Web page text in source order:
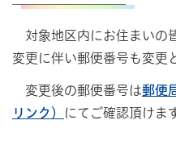
対象地区内にお住まいの
変更に伴い郵便番号も変更
変更後の郵便番号は郵便
リンク）
にてご確認頂けま